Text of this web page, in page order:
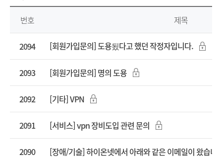
번호 제목
2094 [회원가입문의] 도용됬다고 했던 작정자입니다.
2093 [회원가입문의] 명의 도용
2092 [기타] VPN
2091 [서비스] vpn 장비도입 관련 문의
2090 [장애/기술] 하이온넷에서 아래와 같은 이메일이 왔습니